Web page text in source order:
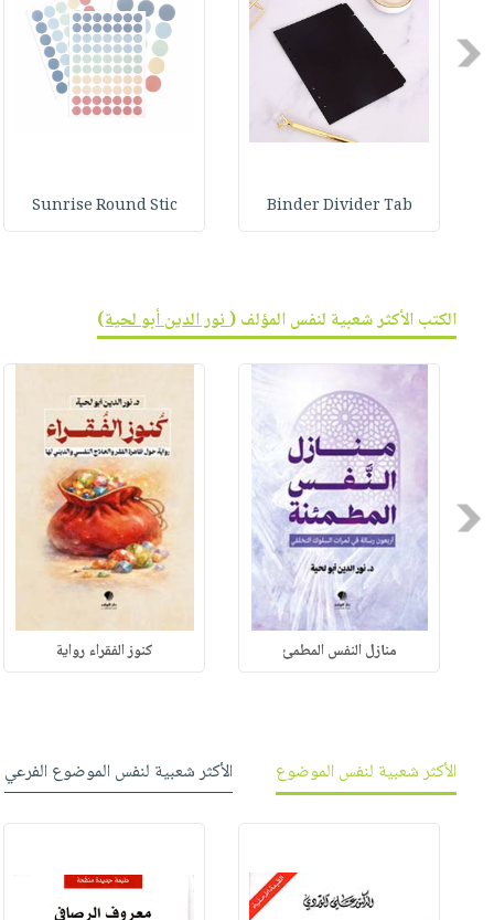
صابون
أطفال
مناسبات
فيديوهات
خدمات
انشر
تواصل
معنا
عربة
التسوق
الإصدارات
Previous
Binder Divider Tab
Sunrise Round Stic
الكتب الأكثر شعبية لنفس المؤلف (نور الدين أبو لحية)
Previous
منازل النفس المطمئ كنوز الفقراء رواية
الأكثر شعبية لنفس الموضوع الأكثر شعبية لنفس الموضوع الفرعي